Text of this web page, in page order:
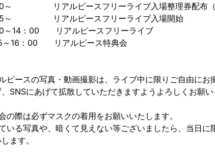
～ リアルピースフリーライブ入場整理券配布（※
～ リアルピースフリーライブ入場開始
～14：00 リアルピースフリーライブ
～16：00 リアルピース特典会
ピースの写真・動画撮影は、ライブ中に限りご自由にお
、SNSにあげて拡散していただきますようよろしくお願い
の際は必ずマスクの着用をお願いいたします。
いる写真や、暗くて見えない等ございましたら、当日
ます。